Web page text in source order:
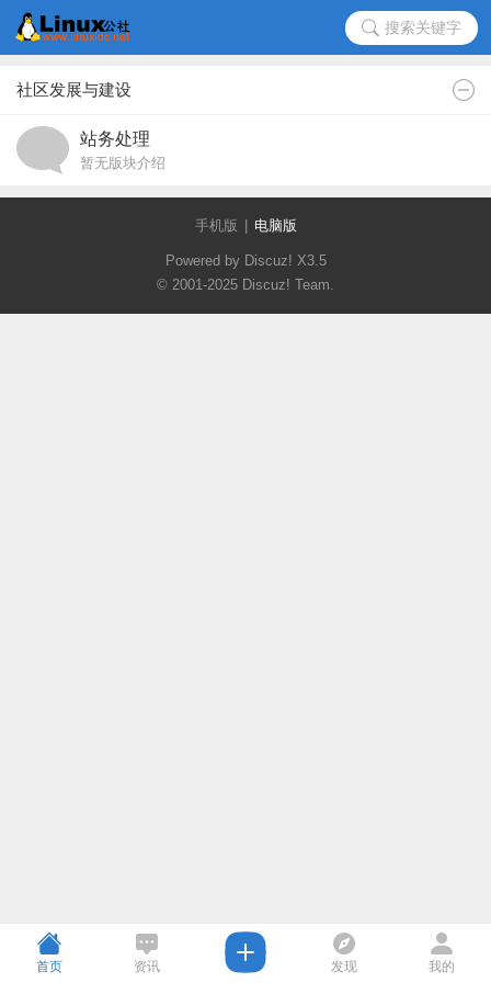
搜索关键字
社区发展与建设
站务处理
暂无版块介绍
手机版 电脑版
Powered by Discuz! X3.5
© 2001-2025 Discuz! Team.
首页 资讯 发现 我的